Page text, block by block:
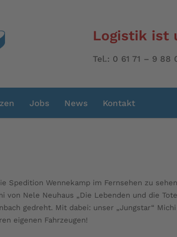
Logistik ist
Tel.: 0 61 71 – 9
Jobs News Kontakt
Spedition Wennekamp im Fernsehen zu
Nele Neuhaus „Die Lebenden und die
gedreht. Mit dabei: unser „Jungstar“ Michi
eigenen Fahrzeugen!